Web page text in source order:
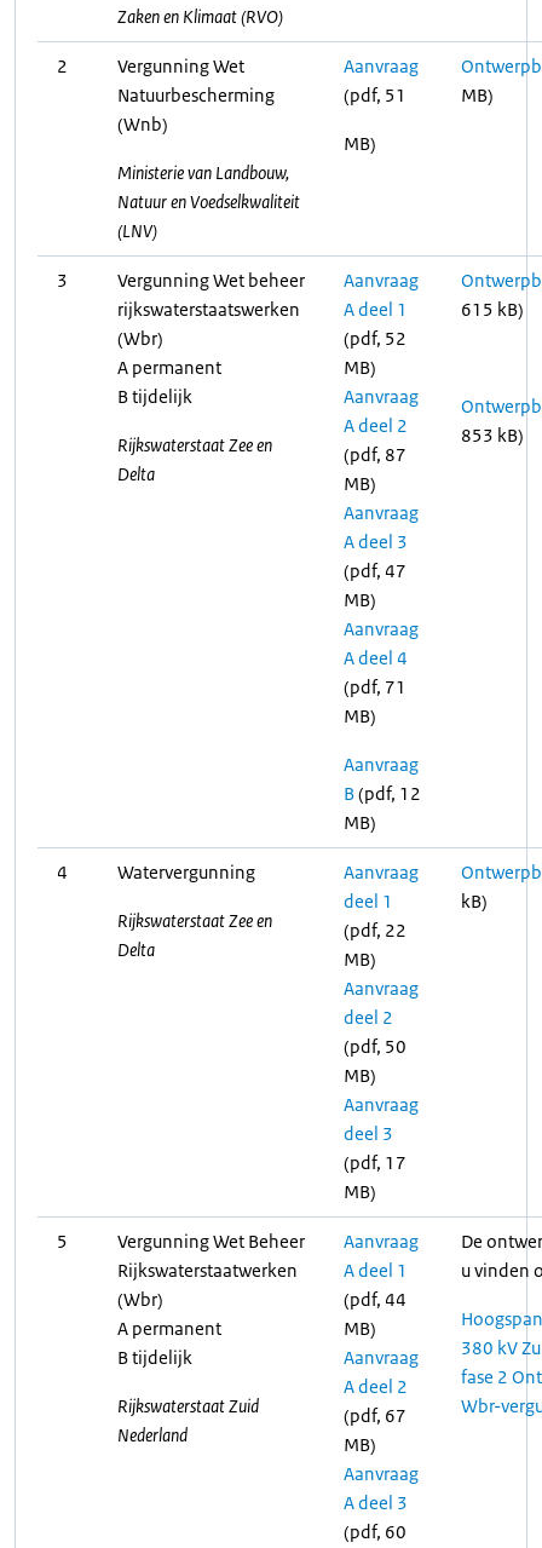
Zaken en Klimaat (RVO)
2
Vergunning Wet
Natuurbescherming
(Wnb)
Ministerie van Landbouw,
Natuur en Voedselkwaliteit
(LNV)
Aanvraag
(pdf, 51
MB)
MB)
3
Vergunning Wet beheer
rijkswaterstaatswerken
(Wbr)
A permanent
B tijdelijk
Rijkswaterstaat Zee en
Delta
Aanvraag
A deel 1
(pdf, 52
MB)
Aanvraag
A deel 2
(pdf, 87
MB)
Aanvraag
A deel 3
(pdf, 47
MB)
Aanvraag
A deel 4
(pdf, 71
MB)
Aanvraag
B(pdf, 12
MB)
615 kB)
853 kB)
4 Watervergunning
Rijkswaterstaat Zee en
Delta
Aanvraag
deel 1
(pdf, 22
MB)
Aanvraag
deel 2
(pdf, 50
MB)
Aanvraag
deel 3
(pdf, 17
MB)
kB)
5
Vergunning Wet Beheer
Rijkswaterstaatwerken
(Wbr)
A permanent
B tijdelijk
Rijkswaterstaat Zuid
Nederland
Aanvraag
A deel 1
(pdf, 44
MB)
Aanvraag
A deel 2
(pdf, 67
MB)
Aanvraag
A deel 3
(pdf, 60
De
u vinden
380 kV
fase 2
Wbr-